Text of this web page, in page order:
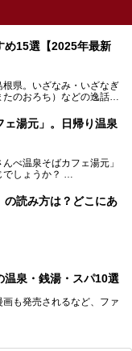
め15選【2025年最新
県。いざなみ・いざなぎ
のおろち）などの逸話が
空港」への直行便なら、
着できるアクセスも魅力
が多くあります。ゆった
のんびりできるスーパー
ェ湯元」。日帰り温泉
べ温泉そばカフェ湯元」
しょうか？
帰り温泉と、名物のそば
業スタイルで、観光客に限
をつかった温泉と、美味
いるのです。
の読み方は？どこにあ
温泉・銭湯・スパ10選
も発売されるなど、ファ